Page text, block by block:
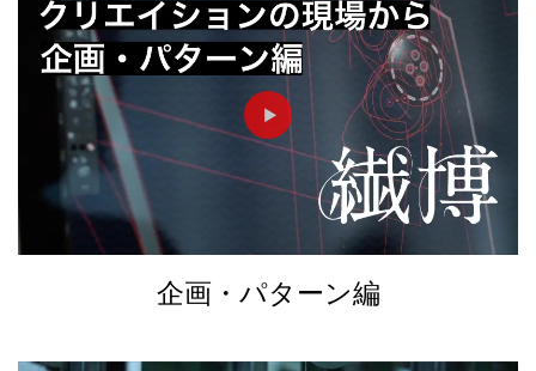
►
企画・パターン編